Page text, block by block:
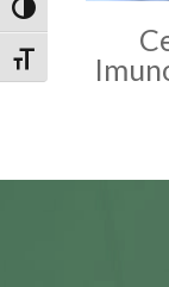
Alternar alto
Alternar tamanho